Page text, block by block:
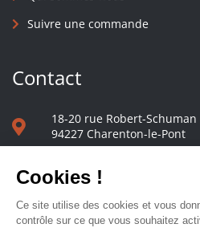
Suivre une commande
Contact
18-20 rue Robert-Schuman
94227 Charenton-le-Pont